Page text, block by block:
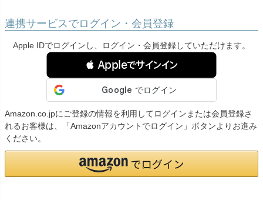
連携サービスでログイン・会員登録
Apple IDでログインし、ログイン・会員登録していただけます。
 Appleでサインイン
Amazon.co.jpにご登録の情報を利用してログインまたは会員登録さ
れるお客様は、「Amazonアカウントでログイン」ボタンよりお進み
ください。